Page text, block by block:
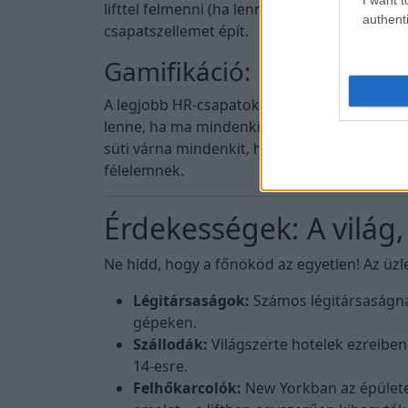
lifttel felmenni (ha lenne ilyen), hagyd rá. A
csapatszellemet épít.
Gamifikáció: Fordítsd
A legjobb HR-csapatok ilyenkor nem tiltják
lenne, ha ma mindenki hozna valami
süti várna mindenkit, hogy
félelemnek.
Érdekességek: A
Ne hidd, hogy a főnököd az egyetlen! Az
Légitársaságok: Számos
gépeken.
Szállodák: Világszerte hotelek
14-esre.
Felhőkarcolók: New Yorkban az